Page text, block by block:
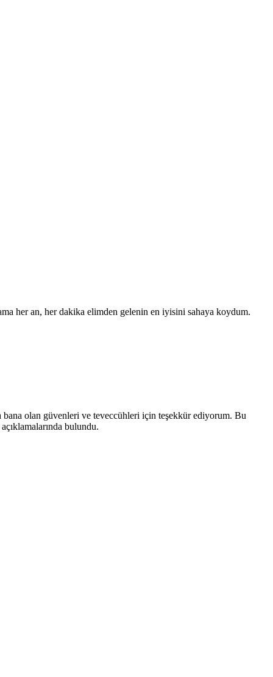
her an, her dakika elimden gelenin en iyisini sahaya koydum.
bana olan güvenleri ve teveccühleri için teşekkür ediyorum. Bu
bulundu.